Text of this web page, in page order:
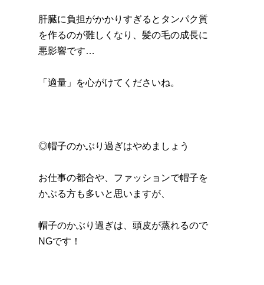
肝臓に負担がかかりすぎるとタンパク質
を作るのが難しくなり、髪の毛の成長に
悪影響です…
「適量」を心がけてくださいね。
◎帽子のかぶり過ぎはやめましょう
お仕事の都合や、ファッションで帽子を
かぶる方も多いと思いますが、
帽子のかぶり過ぎは、頭皮が蒸れるので
NGです！